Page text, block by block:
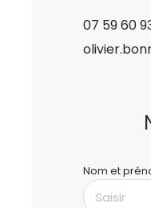
07 59 60
Nom et